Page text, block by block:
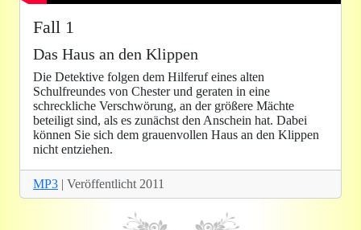
Fall 1
Das Haus an den Klippen
Die Detektive folgen dem Hilferuf eines alten
Schulfreundes von Chester und geraten in eine
schreckliche Verschwörung, an der größere Mächte
beteiligt sind, als es zunächst den Anschein hat. Dabei
können Sie sich dem grauenvollen Haus an den Klippen
nicht entziehen.
MP3 | Veröffentlicht 2011